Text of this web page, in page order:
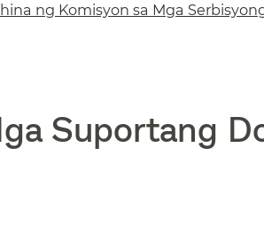
ng Komisyon sa Mga
Suportang